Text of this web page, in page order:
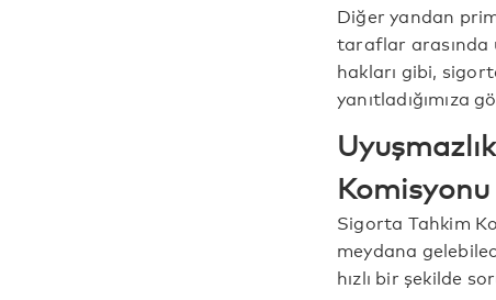
Diğer yandan
taraflar arasında
hakları gibi,
yanıtladığımıza
Komisyonu
Sigorta Tahkim
meydana
hızlı bir şekilde